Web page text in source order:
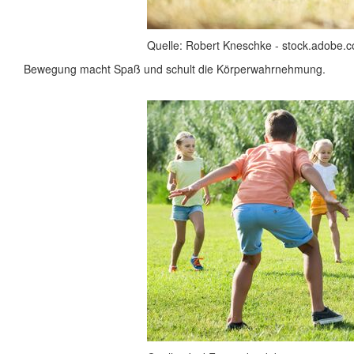
Quelle: Robert Kneschke -
Bewegung macht Spaß und schult die Körperwahrnehmung.